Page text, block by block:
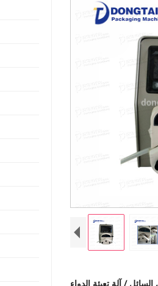
/ آلة تعبئة الدواء